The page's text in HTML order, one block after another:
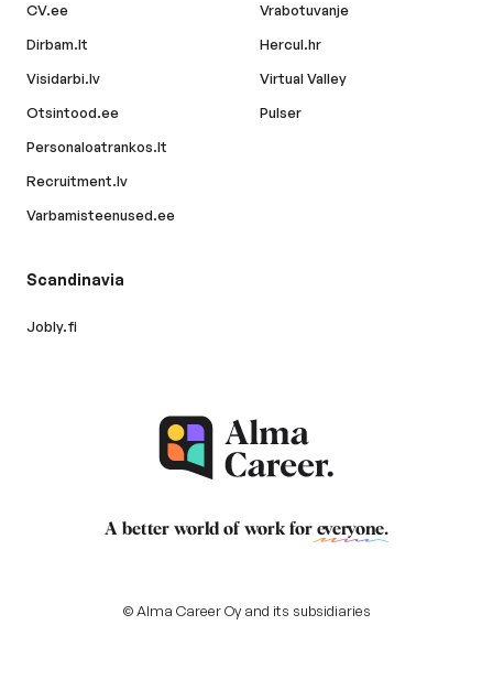
CV.ee
Dirbam.lt
Visidarbi.lv
Otsintood.ee
Personaloatrankos.lt
Recruitment.lv
Varbamisteenused.ee
Vrabotuvanje
Hercul.hr
Virtual Valley
Pulser
Scandinavia
Jobly.fi
A better world of work for everyone.
© Alma Career Oy and its subsidiaries